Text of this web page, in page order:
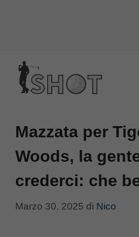
contenuto
Mazzata per
Woods, la
crederci: che
Marzo 30, 2025 di Nico